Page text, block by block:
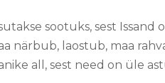
sootuks, sest Issand
närbub, laostub, maa
all, sest need on üle